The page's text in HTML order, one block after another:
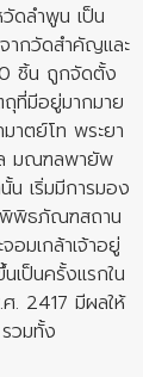
ลำพูน เป็น
ากวัดสำคัญและ
ชิ้น ถูกจัดตั้ง
ที่มีอยู่มากมาย
าตย์โท พระยา
ล มณฑลพายัพ
น เริ่มมีการมอง
พิพิธภัณฑสถาน
อมเกล้าเจ้าอยู่
เป็นครั้งแรกใน
. 2417 มีผลให้
วมทั้ง